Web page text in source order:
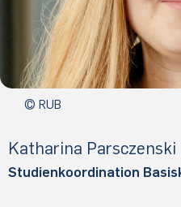
© RUB
Ka­tha­ri­na Par­sczen­ski
Studienkoordination